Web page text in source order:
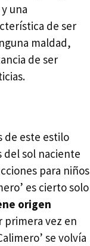
una
de ser
maldad,
de ser
de este estilo
del sol naciente
para niños
es cierto solo
origen
primera vez en
se volvía